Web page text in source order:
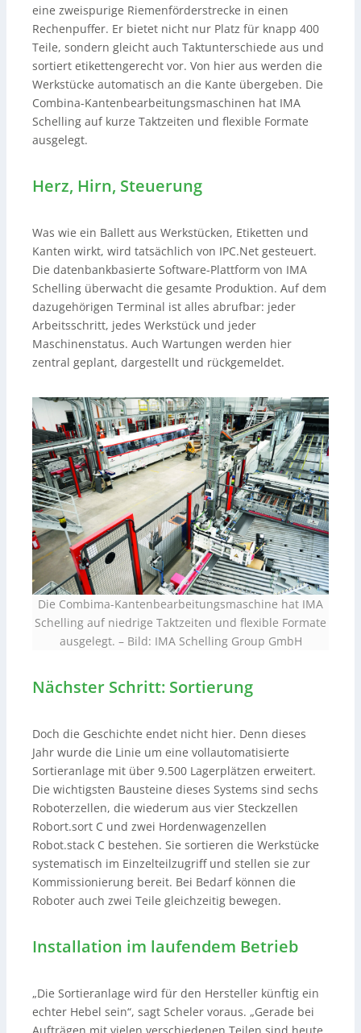
eine zweispurige Riemenförderstrecke in einen
Rechenpuffer. Er bietet nicht nur Platz für knapp 400
Teile, sondern gleicht auch Taktunterschiede aus und
sortiert etikettengerecht vor. Von hier aus werden die
Werkstücke automatisch an die Kante übergeben. Die
Combina-Kantenbearbeitungsmaschinen hat IMA
Schelling auf kurze Taktzeiten und flexible Formate
ausgelegt.
Herz, Hirn, Steuerung
Was wie ein Ballett aus Werkstücken, Etiketten und
Kanten wirkt, wird tatsächlich von IPC.Net gesteuert.
Die datenbankbasierte Software-Plattform von IMA
Schelling überwacht die gesamte Produktion. Auf dem
dazugehörigen Terminal ist alles abrufbar: jeder
Arbeitsschritt, jedes Werkstück und jeder
Maschinenstatus. Auch Wartungen werden hier
zentral geplant, dargestellt und rückgemeldet.
Die Combima-Kantenbearbeitungsmaschine hat IMA
Schelling auf niedrige Taktzeiten und flexible Formate
ausgelegt. – Bild: IMA Schelling Group GmbH
Nächster Schritt: Sortierung
Doch die Geschichte endet nicht hier. Denn dieses
Jahr wurde die Linie um eine vollautomatisierte
Sortieranlage mit über 9.500 Lagerplätzen erweitert.
Die wichtigsten Bausteine dieses Systems sind sechs
Roboterzellen, die wiederum aus vier Steckzellen
Robort.sort C und zwei Hordenwagenzellen
Robot.stack C bestehen. Sie sortieren die Werkstücke
systematisch im Einzelteilzugriff und stellen sie zur
Kommissionierung bereit. Bei Bedarf können die
Roboter auch zwei Teile gleichzeitig bewegen.
Installation im laufendem Betrieb
„Die Sortieranlage wird für den Hersteller künftig ein
echter Hebel sein“, sagt Scheler voraus. „Gerade bei